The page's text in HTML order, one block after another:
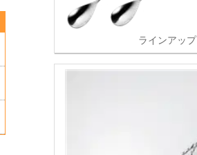
ラインアップ